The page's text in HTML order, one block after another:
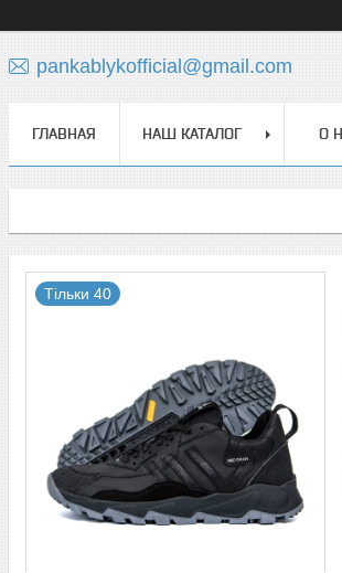
pankablykofficial@gmail.com
ГЛАВНАЯ НАШ КАТАЛОГ О
Тільки 40